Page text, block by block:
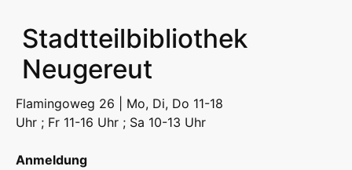
Stadtteilbibliothek
Neugereut
Flamingoweg 26 | Mo, Di, Do 11-18
Uhr ; Fr 11-16 Uhr ; Sa 10-13 Uhr
Anmeldung